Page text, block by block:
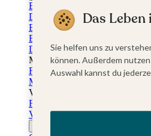
Einladungskarten Firmung
Dankeskarten Firmung
Einschulungskarten
Einladungskarten Einschulung
Danksagung Einschulung
Muttertag
Fotogeschenke Muttertag
Muttertagskarten
Vatertag
Fotogeschenke Vatertag
Vatertagskarten
Das
Sie helfen uns zu
können. Außerdem
Auswahl kannst du